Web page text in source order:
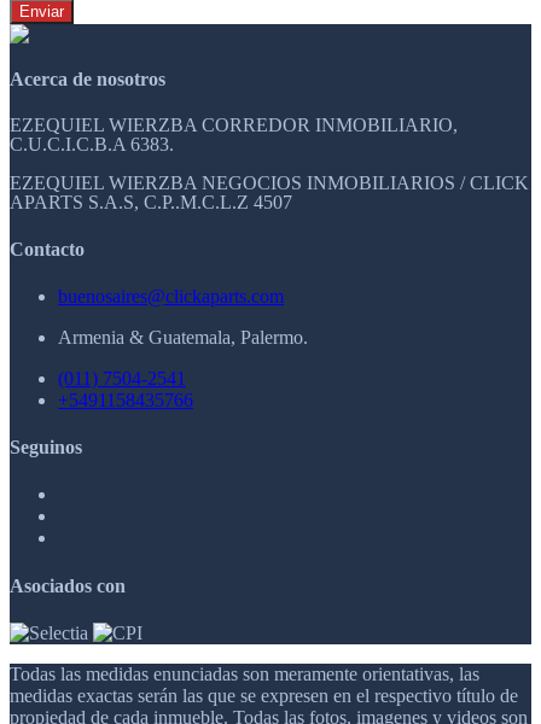
Enviar
Acerca de nosotros
EZEQUIEL WIERZBA CORREDOR INMOBILIARIO,
C.U.C.I.C.B.A 6383.
EZEQUIEL WIERZBA NEGOCIOS INMOBILIARIOS / CLICK
APARTS S.A.S, C.P..M.C.L.Z 4507
Contacto
buenosaires@clickaparts.com
Armenia & Guatemala, Palermo.
(011) 7504-2541
+5491158435766
Seguinos
Asociados con
Todas las medidas enunciadas son meramente orientativas, las
medidas exactas serán las que se expresen en el respectivo título de
propiedad de cada inmueble. Todas las fotos, imagenes y videos son